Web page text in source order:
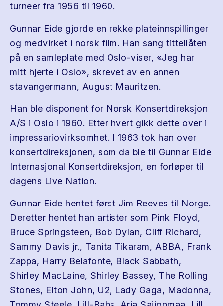
turneer fra 1956 til 1960.
Gunnar Eide gjorde en rekke plateinnspillinger
og medvirket i norsk film. Han sang tittellåten
på en samleplate med Oslo-viser, «Jeg har
mitt hjerte i Oslo», skrevet av en annen
stavangermann, August Mauritzen.
Han ble disponent for Norsk Konsertdireksjon
A/S i Oslo i 1960. Etter hvert gikk dette over i
impressariovirksomhet. I 1963 tok han over
konsertdireksjonen, som da ble til Gunnar Eide
Internasjonal Konsertdireksjon, en forløper til
dagens Live Nation.
Gunnar Eide hentet først Jim Reeves til Norge.
Deretter hentet han artister som Pink Floyd,
Bruce Springsteen, Bob Dylan, Cliff Richard,
Sammy Davis jr., Tanita Tikaram, ABBA, Frank
Zappa, Harry Belafonte, Black Sabbath,
Shirley MacLaine, Shirley Bassey, The Rolling
Stones, Elton John, U2, Lady Gaga, Madonna,